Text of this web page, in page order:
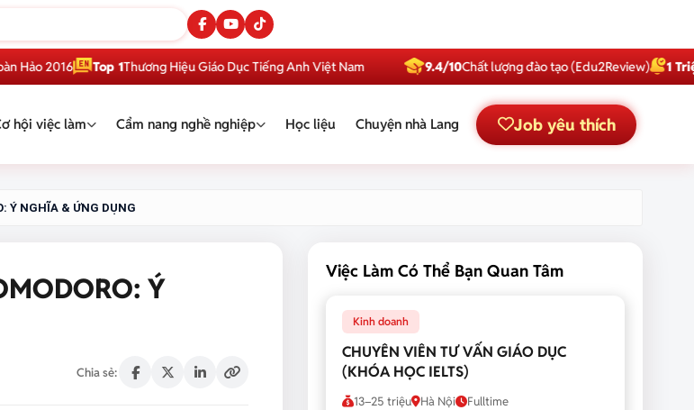
Top 1Thương Hiệu Giáo Dục Tiếng Anh Việt Nam 9.4/10Chất lượng đào tạo (Edu2Review) 1 Triệu
hội việc làm Cẩm nang nghề nghiệp Học liệu Chuyện nhà Lang Job yêu thích
Ý NGHĨA & ỨNG DỤNG
Ý
Chia sẻ:
Việc Làm Có Thể Bạn Quan Tâm
Kinh doanh
CHUYÊN VIÊN TƯ VẤN GIÁO DỤC
(KHÓA HỌC IELTS)
13–25 triệu Hà Nội Fulltime